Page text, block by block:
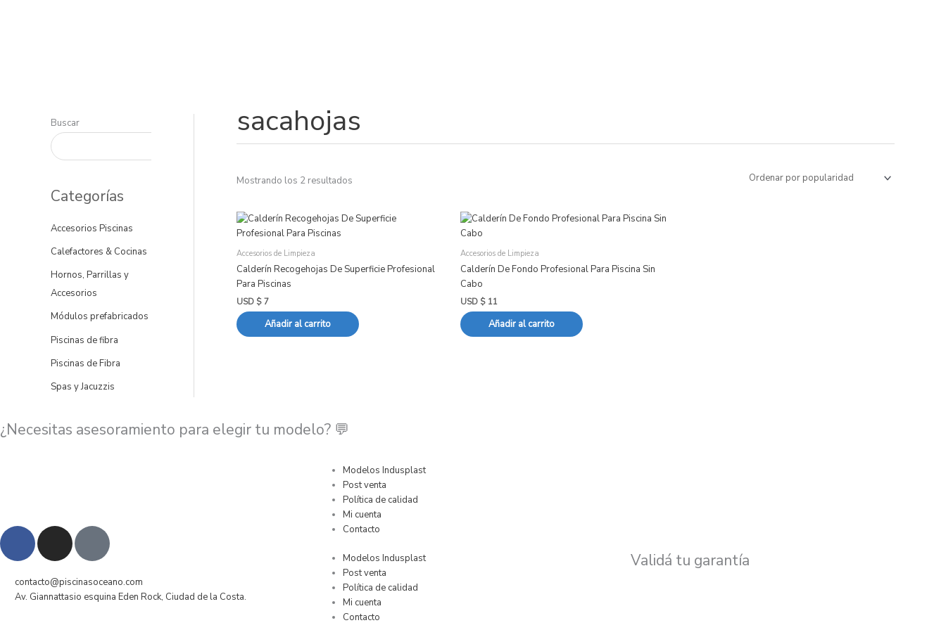
Buscar
Categorías
Accesorios Piscinas
Calefactores & Cocinas
Hornos, Parrillas y
Accesorios
Módulos prefabricados
Piscinas de fibra
Piscinas de Fibra
Spas y Jacuzzis
sacahojas
Mostrando los 2 resultados
Ordenado
por
Accesorios de Limpieza
Calderín Recogehojas De Superficie Profesional
Para Piscinas
USD $7
Añadir al carrito
Accesorios de Limpieza
Calderín De Fondo Profesional Para Piscina Sin
Cabo
USD $11
Añadir al carrito
¿Necesitas asesoramiento para elegir tu modelo? 💬
F
c
e
b
I
s
t
a
P
o
n
e
contacto@piscinasoceano.com
Av. Giannattasio esquina Eden Rock, Ciudad de la Costa.
Modelos Indusplast
Post venta
Política de calidad
Mi cuenta
Contacto
Modelos Indusplast
Post venta
Política de calidad
Mi cuenta
Contacto
Validá tu garantía